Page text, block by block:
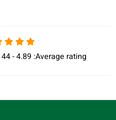
Average rating:
4.89 -
44